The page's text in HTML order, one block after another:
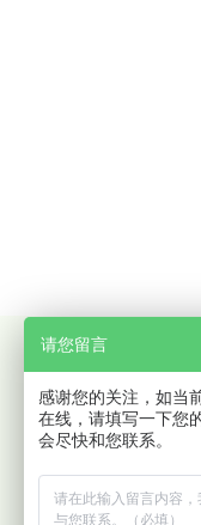
微测简介
发展历程
请您留言
感谢您的关注，如当
在线，请填写一下您
会尽快和您联系。